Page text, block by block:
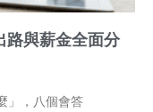
路與薪金全面分
」，八個會答